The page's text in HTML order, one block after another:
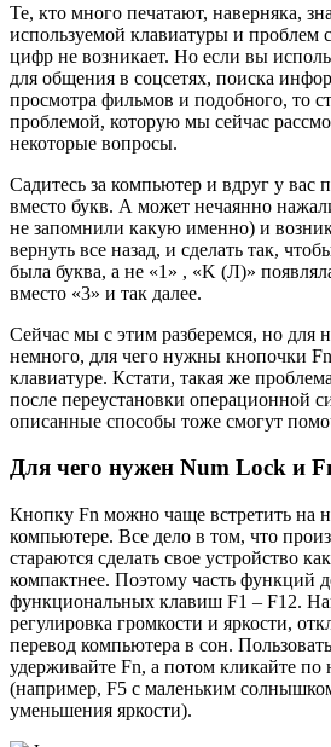
Те, кто много печатают, наверняка,
используемой клавиатуры и проблем
цифр не возникает. Но если вы
для общения в соцсетях, поиска
просмотра фильмов и подобного, то
проблемой, которую мы сейчас
некоторые вопросы.
Садитесь за компьютер и вдруг у вас
вместо букв. А может нечаянно
не запомнили какую именно) и
вернуть все назад, и сделать так,
была буква, а не «1» , «K (Л)»
вместо «3» и так далее.
Сейчас мы с этим разберемся, но для
немного, для чего нужны кнопочки
клавиатуре. Кстати, такая же
после переустановки операционной
описанные способы тоже смогут
Для чего нужен Num Lock и
Кнопку Fn можно чаще встретить на
компьютере. Все дело в том, что
стараются сделать свое устройство
компактнее. Поэтому часть функций
функциональных клавиш F1 – F12.
регулировка громкости и яркости,
перевод компьютера в сон.
удерживайте Fn, а потом кликайте
(например, F5 с маленьким
уменьшения яркости).